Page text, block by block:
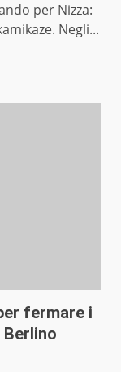
per Nizza:
Negli...
fermare i